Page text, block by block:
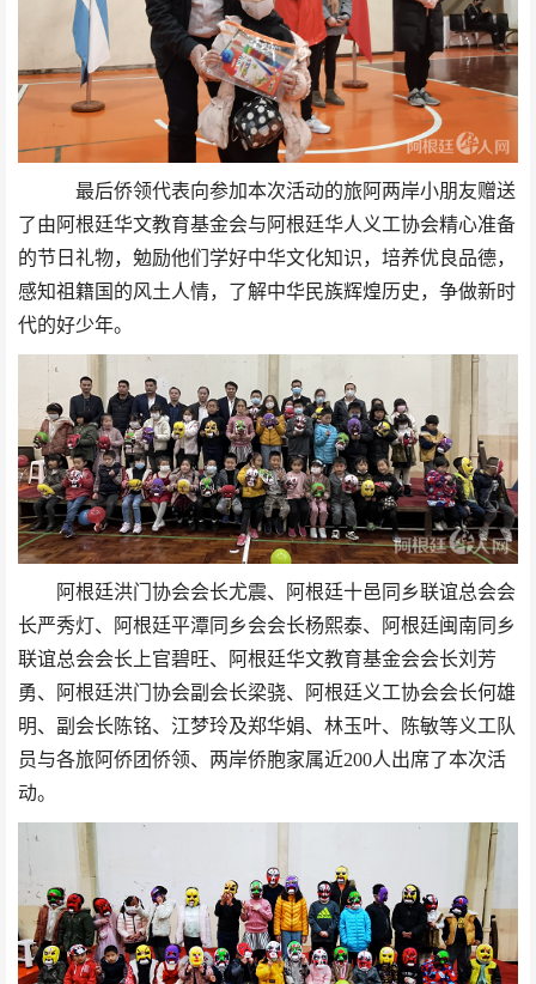
最后侨领代表向参加本次活动的旅阿两岸小朋友赠送
了由阿根廷华文教育基金会与阿根廷华人义工协会精心准备
的节日礼物，勉励他们学好中华文化知识，培养优良品德，
感知祖籍国的风土人情，了解中华民族辉煌历史，争做新时
代的好少年。
阿根廷洪门协会会长尤震、阿根廷十邑同乡联谊总会会
长严秀灯、阿根廷平潭同乡会会长杨熙泰、阿根廷闽南同乡
联谊总会会长上官碧旺、阿根廷华文教育基金会会长刘芳
勇、阿根廷洪门协会副会长梁骁、阿根廷义工协会会长何雄
明、副会长陈铭、江梦玲及郑华娟、林玉叶、陈敏等义工队
员与各旅阿侨团侨领、两岸侨胞家属近200人出席了本次活
动。